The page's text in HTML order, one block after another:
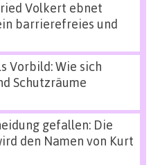
Volkert ebnet
barrierefreies und
Vorbild: Wie sich
Schutzräume
gefallen: Die
den Namen von Kurt